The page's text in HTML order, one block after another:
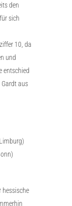
den
sich
10, da
und
entschied
aus
hessische